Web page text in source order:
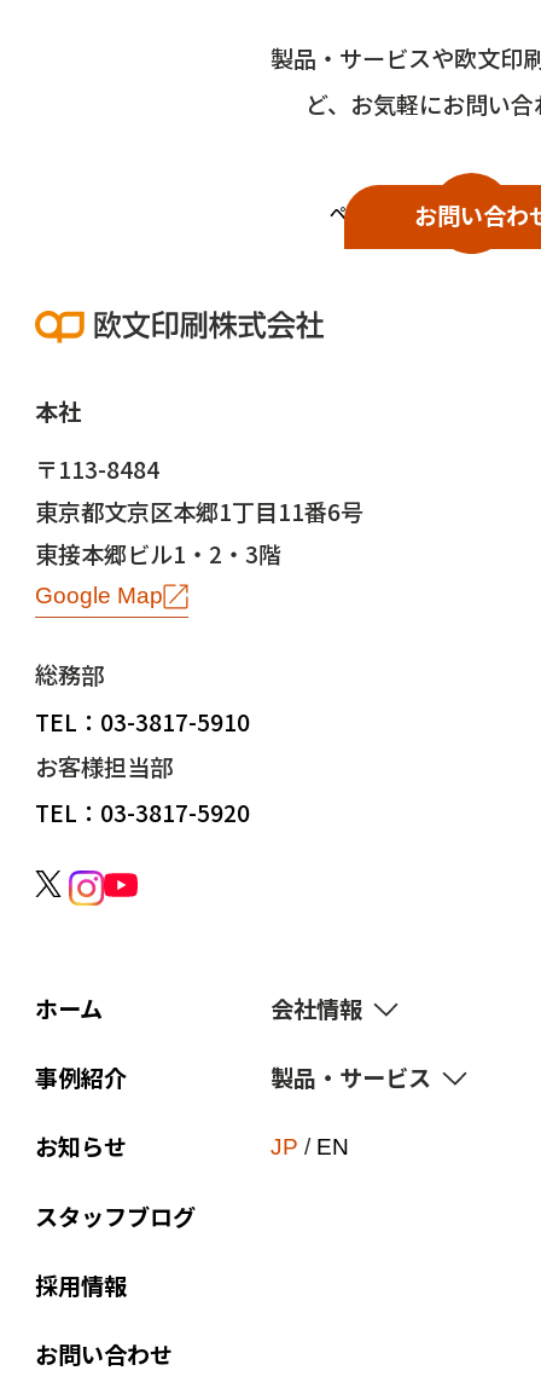
製品・サービスや欧文印
ど、 お気軽にお問い
お問い合わ
ページトップ
本社
〒113-8484
東京都文京区本郷1丁目11番6号
東接本郷ビル1・2・3階
Google Map
総務部
TEL：03-3817-5910
お客様担当部
TEL：03-3817-5920
ホーム
事例紹介
お知らせ
スタッフブログ
採用情報
お問い合わせ
会社情報
経営理念
製品・サービス
サスティナビリティ
JP / EN